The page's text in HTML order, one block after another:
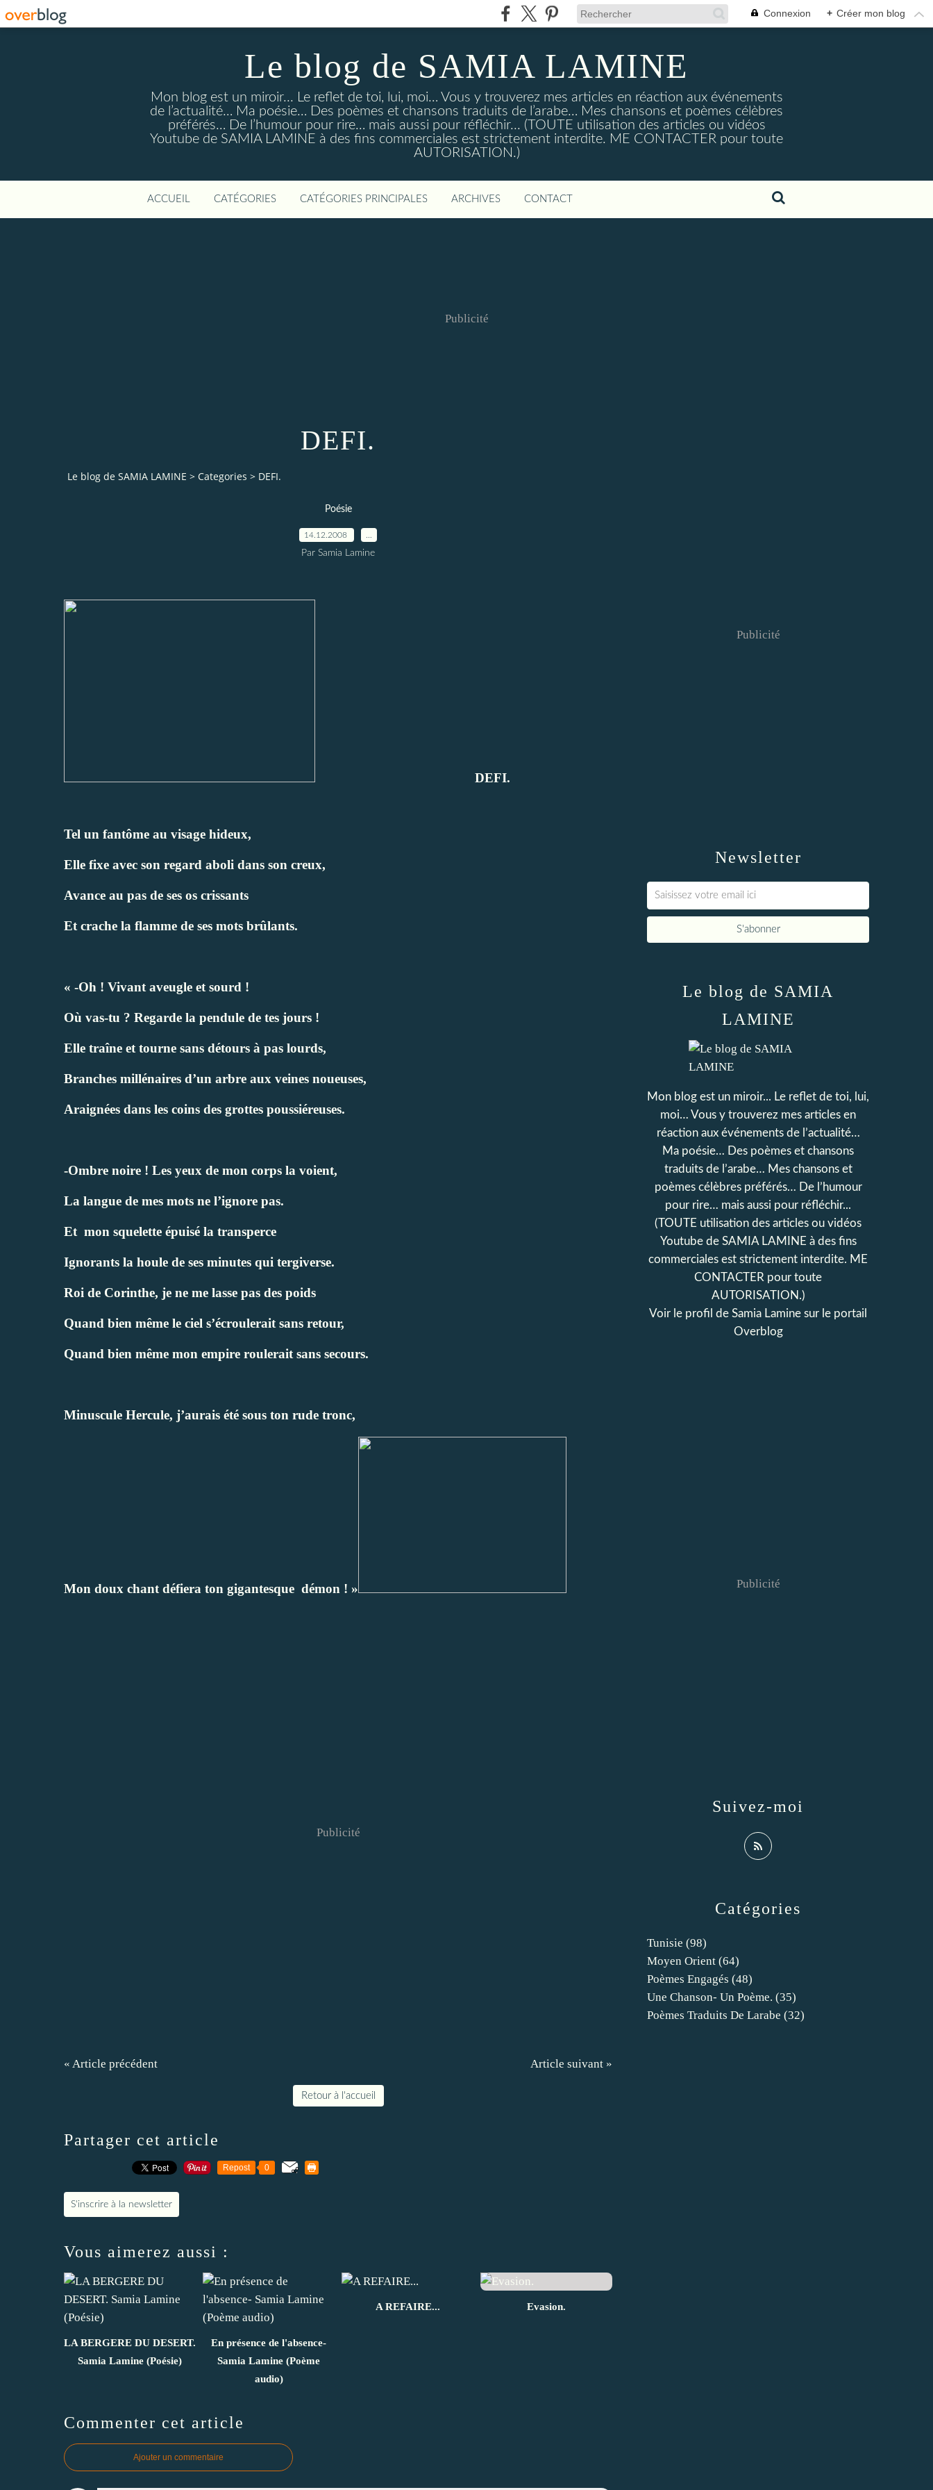
Connexion + Créer mon blog
Le blog de SAMIA LAMINE
Mon blog est un miroir... Le reflet de toi, lui, moi… Vous y trouverez mes articles en réaction aux événements
de l’actualité… Ma poésie… Des poèmes et chansons traduits de l’arabe… Mes chansons et poèmes célèbres
préférés… De l’humour pour rire… mais aussi pour réfléchir... (TOUTE utilisation des articles ou vidéos
Youtube de SAMIA LAMINE à des fins commerciales est strictement interdite. ME CONTACTER pour toute
AUTORISATION.)
ACCUEIL CATÉGORIES CATÉGORIES PRINCIPALES ARCHIVES CONTACT
Publicité
DEFI.
Le blog de SAMIA LAMINE > Categories > DEFI.
Poésie
14.12.2008
Par Samia Lamine
DEFI.
Tel un fantôme au visage hideux,
Elle fixe avec son regard aboli dans son creux,
Avance au pas de ses os crissants
Et crache la flamme de ses mots brûlants.
« -Oh ! Vivant aveugle et sourd !
Où vas-tu ? Regarde la pendule de tes jours !
Elle traîne et tourne sans détours à pas lourds,
Branches millénaires d’un arbre aux veines noueuses,
Araignées dans les coins des grottes poussiéreuses.
-Ombre noire ! Les yeux de mon corps la voient,
La langue de mes mots ne l’ignore pas.
Et mon squelette épuisé la transperce
Ignorants la houle de ses minutes qui tergiverse.
Roi de Corinthe, je ne me lasse pas des poids
Quand bien même le ciel s’écroulerait sans retour,
Quand bien même mon empire roulerait sans secours.
Minuscule Hercule, j’aurais été sous ton rude tronc,
Mon doux chant défiera ton gigantesque démon ! »
Publicité
« Article précédent Article suivant »
Retour à l'accueil
Partager cet article
Repost 0
S'inscrire à la newsletter
Vous aimerez aussi :
LA BERGERE DU DESERT.
Samia Lamine (Poésie)
En présence de l'absence-
Samia Lamine (Poème
audio)
A REFAIRE... Evasion.
Commenter cet article
Ajouter un commentaire
Newsletter
Publicité
Catégories
Tunisie (98)
Moyen Orient (64)
Poèmes Engagés (48)
Une Chanson- Un Poème. (35)
Poèmes Traduits De Larabe (32)
Le blog de SAMIA
LAMINE
Mon blog est un miroir... Le reflet de toi, lui,
moi… Vous y trouverez mes articles en
réaction aux événements de l’actualité…
Ma poésie… Des poèmes et chansons
traduits de l’arabe… Mes chansons et
poèmes célèbres préférés… De l’humour
pour rire… mais aussi pour réfléchir...
(TOUTE utilisation des articles ou vidéos
Youtube de SAMIA LAMINE à des fins
commerciales est strictement interdite. ME
CONTACTER pour toute
AUTORISATION.)
Voir le profil de Samia Lamine sur le portail
Overblog
Suivez-moi
Publicité